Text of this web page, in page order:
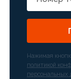
Нажимая
политикой
персональных